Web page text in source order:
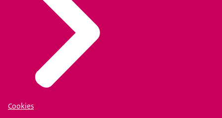
Cookies